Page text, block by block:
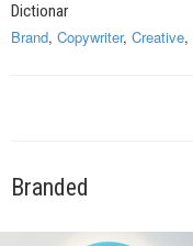
Dictionar
Brand, Copywriter, Creative,
Branded